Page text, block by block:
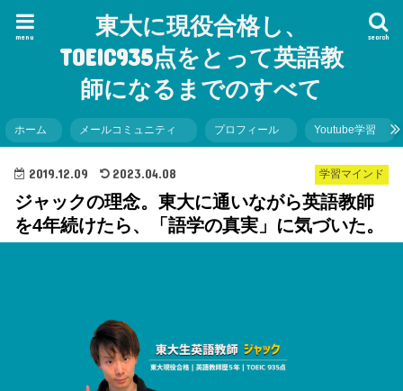
東大に現役合格し、
TOEIC935点をとって英語教
師になるまでのすべて
search
menu
ホーム メールコミュニティ プロフィール Youtube学習
学習マインド
2019.12.09 2023.04.08
ジャックの理念。東大に通いながら英語教師
を4年続けたら、「語学の真実」に気づいた。